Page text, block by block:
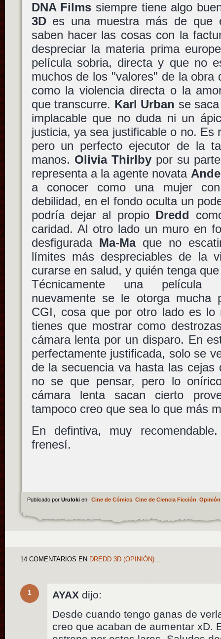
DNA Films siempre tiene algo
3Des una muestra más de que
saben hacer las cosas con la
despreciar la materia prima
película sobria, directa y que no
muchos de los "valores" de la obra
como la violencia directa o la
que transcurre. Karl Urban se
implacable que no duda ni un
justicia, ya sea justificable o no. Es
pero un perfecto ejecutor de la
manos. Olivia Thirlbypor su
representa a la agente novata
a conocer como una mujer
debilidad, en el fondo oculta un
podría dejar al propio Dredd
caridad. Al otro lado un muro en
desfigurada Ma-Maque no
límites más despreciables de la
curarse en salud, y quién tenga
Técnicamente una película
nuevamente se le otorga mucha
CGI, cosa que por otro lado es lo
tienes que mostrar como
cámara lenta por un disparo. En
perfectamente justificada, solo se
de la secuencia va hasta las
no se que pensar, pero lo
cámara lenta sacan cierto
tampoco creo que sea lo que más
En defintiva, muy
frenesí.
Publicado por Uruloki en Cine de Cómics, Cine de Ciencia Ficción Opinión
14 COMENTARIOS EN DREDD 3D (OPINIÓN)…
1 AYAX dijo:
Desde cuando tengo ganas de
creo que acaban de aumentar xD.